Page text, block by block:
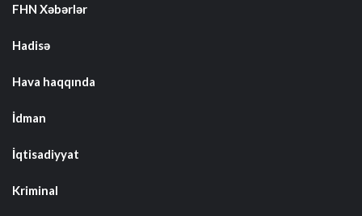
FHN Xəbərlər
Hadisə
Hava haqqında
İdman
İqtisadiyyat
Kriminal